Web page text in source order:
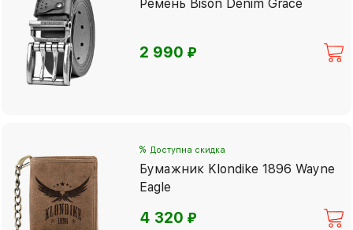
Ремень Bison Denim Grace
2 990⃏
% Доступна скидка
Бумажник Klondike 1896 Wayne
Eagle
4 320⃏